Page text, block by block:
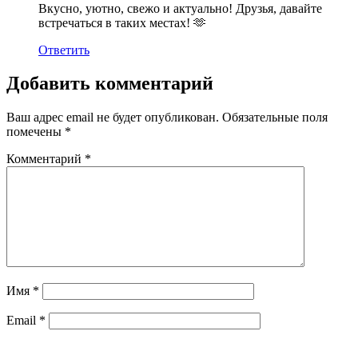
Вкусно, уютно, свежо и актуально! Друзья, давайте
встречаться в таких местах! 🫶
Ответить
Добавить комментарий
Ваш адрес email не будет опубликован. Обязательные поля
помечены *
Комментарий *
Имя *
Email *